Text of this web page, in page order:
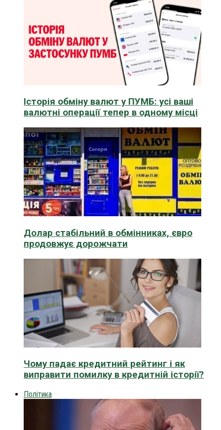
Історія обміну валют у ПУМБ: усі ваші
валютні операції тепер в одному місці
Долар стабільний в обмінниках, євро
продовжує дорожчати
Чому падає кредитний рейтинг і як
виправити помилку в кредитній історії?
Політика